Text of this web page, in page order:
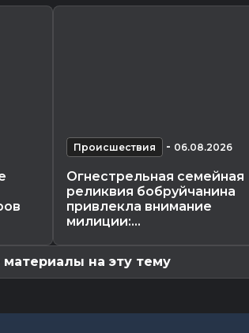
Происшествия - 06.08.2026
Огнестрельная семейная
реликвия бобруйчанина
привлекла внимание
милиции:...
материалы на эту тему